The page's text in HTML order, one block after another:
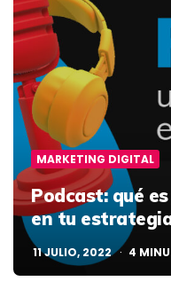
MARKETING DIGITAL
Podcast: qué
en tu
11 JULIO, 2022 4